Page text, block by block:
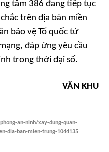
tâm 386 đang tiếp tục
trên địa bàn miền
bảo vệ Tổ quốc từ
đáp ứng yêu cầu
trong thời đại số.
VĂN KHU
an-ninh/xay-dung-quan-
dia-ban-mien-trung-1044135